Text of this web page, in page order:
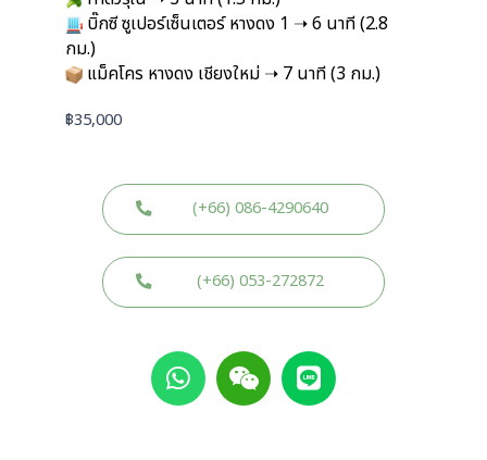
บิ๊กซี ซูเปอร์เซ็นเตอร์ หางดง 1 ➝ 6 นาที (2.8
กม.)
แม็คโคร หางดง เชียงใหม่ ➝ 7 นาที (3 กม.)
฿35,000
(+66) 086-4290640
(+66) 053-272872
W
h
a
W
e
i
L
i
n